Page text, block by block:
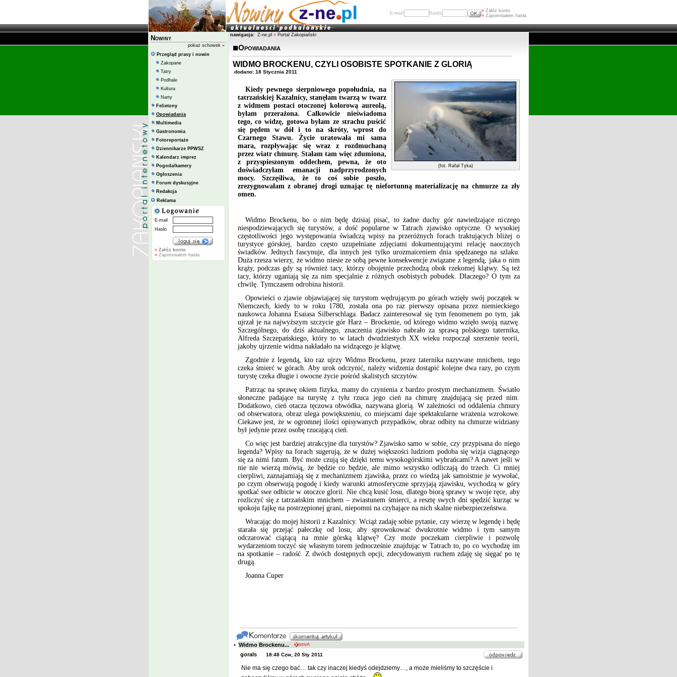
E-mail Hasło » Załóż konto
» Zapomniałem hasła
Nowiny
pokaż schowek »
Przegląd prasy i nowin
Zakopane
Tatry
Podhale
Kultura
Narty
Felietony
Opowiadania
Multimedia
Gastronomia
Fotoreportaże
Dziennikarze PPWSZ
Kalendarz imprez
Pogoda/kamery
Ogłoszenia
Forum dyskusyjne
Redakcja
Reklama
E-mail
Hasło
» Załóż konto
» Zapomniałem hasła
nawigacja: Z-ne.pl » Portal Zakopiański
Opowiadania
WIDMO BROCKENU, CZYLI OSOBISTE SPOTKANIE Z GLORIĄ
dodano: 18 Stycznia 2011
(fot. Rafał Tyka)
Kiedy pewnego sierpniowego popołudnia, na
tatrzańskiej Kazalnicy, stanęłam twarzą w twarz
z widmem postaci otoczonej kolorową aureolą,
byłam przerażona. Całkowicie nieświadoma
tego, co widzę, gotowa byłam ze strachu puścić
się pędem w dół i to na skróty, wprost do
Czarnego Stawu. Życie uratowała mi sama
mara, rozpływając się wraz z rozdmuchaną
przez wiatr chmurę. Stałam tam więc zdumiona,
z przyspieszonym oddechem, pewna, że oto
doświadczyłam emanacji nadprzyrodzonych
mocy. Szczęśliwa, że to coś sobie poszło,
zrezygnowałam z obranej drogi uznając tę niefortunną materializację na chmurze za zły
omen.
Widmo Brockenu, bo o nim będę dzisiaj pisać, to żadne duchy gór nawiedzające niczego
niespodziewających się turystów, a dość popularne w Tatrach zjawisko optyczne. O wysokiej
częstotliwości jego występowania świadczą wpisy na przeróżnych forach traktujących bliżej o
turystyce górskiej, bardzo często uzupełniane zdjęciami dokumentującymi relację naocznych
świadków. Jednych fascynuje, dla innych jest tylko urozmaiceniem dnia spędzanego na szlaku.
Duża rzesza wierzy, że widmo niesie ze sobą pewne konsekwencje związane z legendą, jaka o nim
krąży, podczas gdy są również tacy, którzy obojętnie przechodzą obok rzekomej klątwy. Są też
tacy, którzy uganiają się za nim specjalnie z różnych osobistych pobudek. Dlaczego? O tym za
chwilę. Tymczasem odrobina historii.
Opowieści o zjawie objawiającej się turystom wędrującym po górach wzięły swój początek w
Niemczech, kiedy to w roku 1780, została ona po raz pierwszy opisana przez niemieckiego
naukowca Johanna Esaiasa Silberschlaga. Badacz zainteresował się tym fenomenem po tym, jak
ujrzał je na najwyższym szczycie gór Harz – Brockenie, od którego widmo wzięło swoją nazwę.
Szczególnego, do dziś aktualnego, znaczenia zjawisko nabrało za sprawą polskiego taternika,
Alfreda Szczepańskiego, który to w latach dwudziestych XX wieku rozpoczął szerzenie teorii,
jakoby ujrzenie widma nakładało na widzącego je klątwę.
Zgodnie z legendą, kto raz ujrzy Widmo Brockenu, przez taternika nazywane mnichem, tego
czeka śmierć w górach. Aby urok odczynić, należy widzenia dostąpić kolejne dwa razy, po czym
turystę czeka długie i owocne życie pośród skalistych szczytów.
Patrząc na sprawę okiem fizyka, mamy do czynienia z bardzo prostym mechanizmem. Światło
słoneczne padające na turystę z tyłu rzuca jego cień na chmurę znajdującą się przed nim.
Dodatkowo, cień otacza tęczowa obwódka, nazywana glorią. W zależności od oddalenia chmury
od obserwatora, obraz ulega powiększeniu, co miejscami daje spektakularne wrażenia wzrokowe.
Ciekawe jest, że w ogromnej ilości opisywanych przypadków, obraz odbity na chmurze widziany
był jedynie przez osobę rzucającą cień.
Co więc jest bardziej atrakcyjne dla turystów? Zjawisko samo w sobie, czy przypisana do niego
legenda? Wpisy na forach sugerują, że w dużej większości ludziom podoba się wizja ciągnącego
się za nimi fatum. Być może czują się dzięki temu wysokogórskimi wybrańcami? A nawet jeśli w
nie nie wierzą mówią, że będzie co będzie, ale mimo wszystko odliczają do trzech. Ci mniej
cierpliwi, zaznajamiają się z mechanizmem zjawiska, przez co wiedzą jak samoistnie je wywołać,
po czym obserwują pogodę i kiedy warunki atmosferyczne sprzyjają zjawisku, wychodzą w góry
spotkać swe odbicie w otoczce glorii. Nie chcą kusić losu, dlatego biorą sprawy w swoje ręce, aby
rozliczyć się z tatrzańskim mnichem – zwiastunem śmierci, a resztę swych dni spędzić kurząc w
spokoju fajkę na postrzępionej grani, niepomni na czyhające na nich skalne niebezpieczeństwa.
Wracając do mojej historii z Kazalnicy. Wciąż zadaję sobie pytanie, czy wierzę w legendę i będę
starała się przejąć pałeczkę od losu, aby sprowokować dwukrotnie widmo i tym samym
odczarować ciążącą na mnie górską klątwę? Czy może poczekam cierpliwie i pozwolę
wydarzeniom toczyć się własnym torem jednocześnie znajdując w Tatrach to, po co wychodzę im
na spotkanie – radość. Z dwóch dostępnych opcji, zdecydowanym ruchem zdaję się sięgać po tę
drugą.
Joanna Cuper
• Widmo Brockenu...
gorals
18:48 Czw, 20 Sty 2011
Nie ma się czego bać… tak czy inaczej kiedyś odejdziemy…, a może mieliśmy to szczęście i